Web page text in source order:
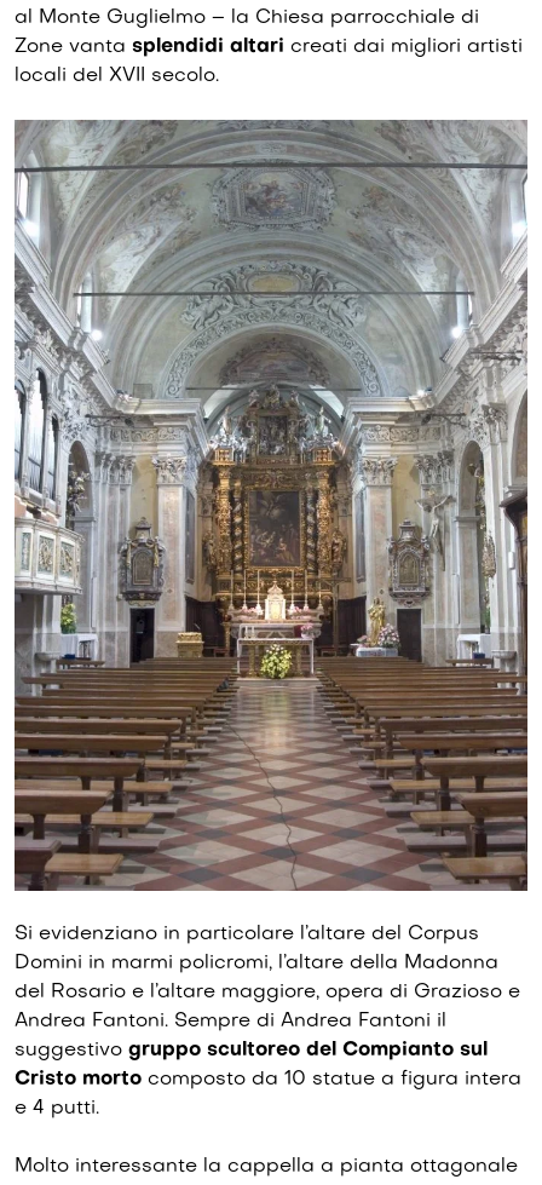
al Monte Guglielmo – la Chiesa parrocchiale di
Zone vanta splendidi altari creati dai migliori artisti
locali del XVII secolo.
Si evidenziano in particolare l’altare del Corpus
Domini in marmi policromi, l’altare della Madonna
del Rosario e l’altare maggiore, opera di Grazioso e
Andrea Fantoni. Sempre di Andrea Fantoni il
suggestivo gruppo scultoreo del Compianto sul
Cristo morto composto da 10 statue a figura intera
e 4 putti.
Molto interessante la cappella a pianta ottagonale